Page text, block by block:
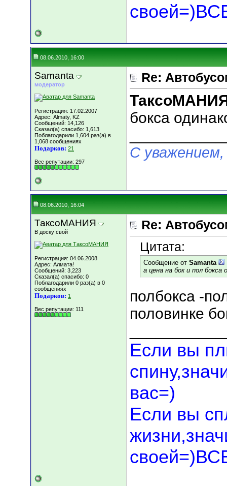
08.06.2010, 16:00
Samanta
модератор
Регистрация: 17.02.2007
Адрес: Almaty, KZ
Сообщений: 14,126
Сказал(а) спасибо: 1,613
Поблагодарили 1,604 раз(а) в
1,068 сообщениях
Подарков: 21
Вес репутации: 297
Re:
бокса
С
08.06.2010, 16:04
ТаксоМАНИЯ
В доску свой
Регистрация: 04.06.2008
Адрес: Алмата!
Сообщений: 3,223
Сказал(а) спасибо: 0
Поблагодарили 0 раз(а) в 0
сообщениях
Подарков: 1
Вес репутации: 111
Re:
Цитата:
Сообщение от Samanta
а цена на бок и пол
полбокса -
половинке
Если вы
вас=)
Если вы